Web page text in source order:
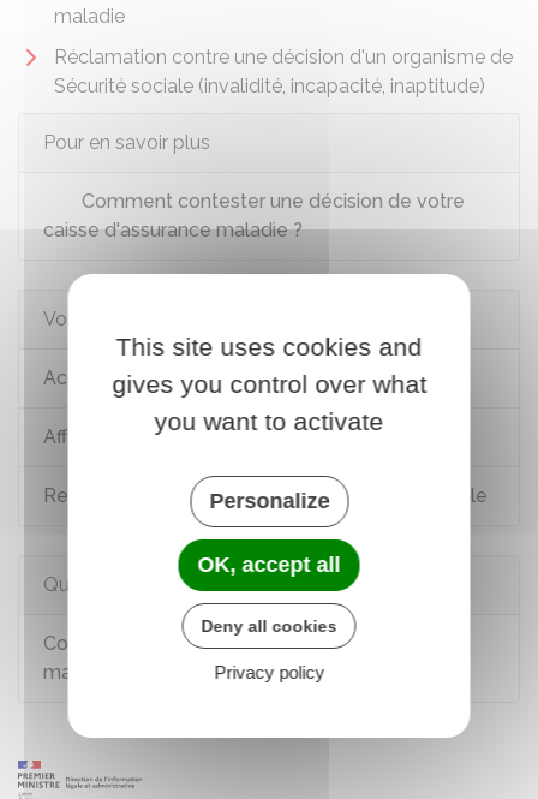
maladie
Réclamation contre une décision d'un organisme de
Sécurité sociale (invalidité, incapacité, inaptitude)
Pour en savoir plus
Comment contester une décision de votre
caisse d'assurance maladie ?
Voir aussi
Accès au droit et à la justice
Affaire civile
Remboursement des soins par la Sécurité sociale
Questions ? Réponses !
Comment recourir au Médiateur de l'Assurance
maladie ?
This site uses cookies and
gives you control over what
you want to activate
Personalize
OK, accept all
Deny all cookies
Privacy policy